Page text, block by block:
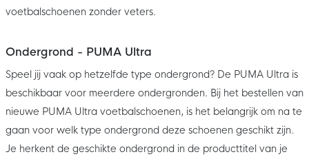
voetbalschoenen zonder veters.
Ondergrond - PUMA Ultra
Speel jij vaak op hetzelfde type ondergrond? De PUMA Ultra is
beschikbaar voor meerdere ondergronden. Bij het bestellen van
nieuwe PUMA Ultra voetbalschoenen, is het belangrijk om na te
gaan voor welk type ondergrond deze schoenen geschikt zijn.
Je herkent de geschikte ondergrond in de producttitel van je